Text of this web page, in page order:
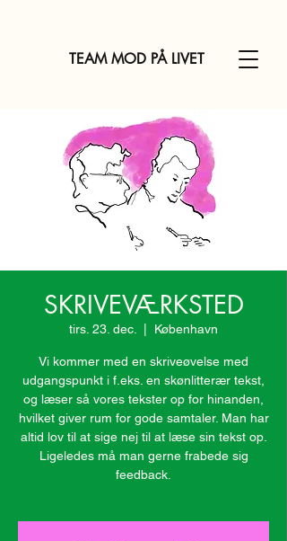
TEAM MOD PÅ LIVET
SKRIVEVÆRKSTED
tirs. 23. dec. København
Vi kommer med en skriveøvelse med
udgangspunkt i f.eks. en skønlitterær tekst,
og læser så vores tekster op for hinanden,
hvilket giver rum for gode samtaler. Man har
altid lov til at sige nej til at læse sin tekst op.
Ligeledes må man gerne frabede sig
feedback.